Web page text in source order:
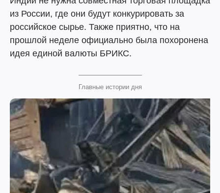
из России, где они будут конкурировать за
российское сырье. Также приятно, что на
прошлой неделе официально была похоронена
идея единой валюты БРИКС.
Главные истории дня